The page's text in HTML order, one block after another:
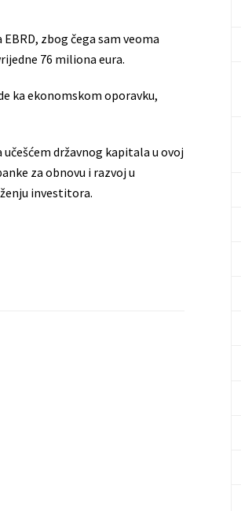
zbog čega sam veoma
76 miliona eura.
ka ekonomskom oporavku,
državnog kapitala u ovoj
za obnovu i razvoj u
investitora.